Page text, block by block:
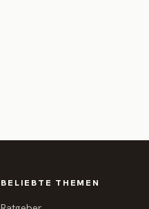
BELIEBTE THEMEN